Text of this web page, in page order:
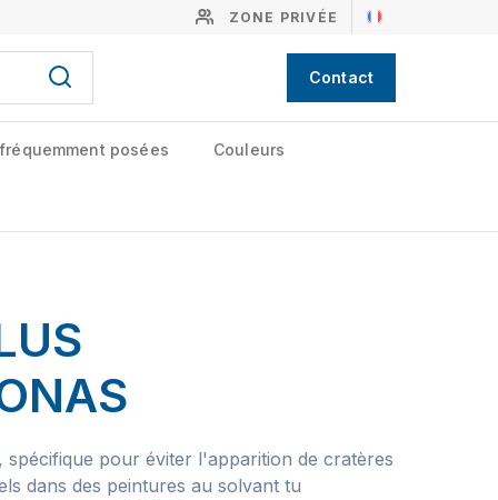
ZONE PRIVÉE
Contact
posées Couleurs
spécifique pour éviter l'apparition de cratères
dans des peintures au solvant tu